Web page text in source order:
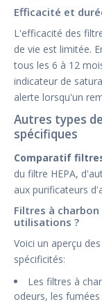
Efficacité et
L'efficacité des
de vie est limitée.
tous les 6 à 12
indicateur de
alerte lorsqu'un
Autres types
spécifiques
Comparatif
du filtre HEPA,
aux purificateurs
Filtres à
utilisations ?
Voici un aperçu
spécificités:
Les filtres à
odeurs, les